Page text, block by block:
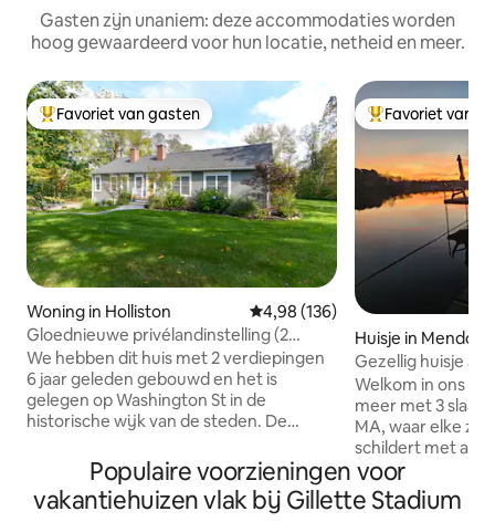
Gasten zijn unaniem: deze accommodaties worden
hoog gewaardeerd voor hun locatie, netheid en meer.
Topfavoriet van gasten
Favoriet van gasten
Woning in Holliston Gemiddelde beoordeling van
4,98 (136)
Gloednieuwe privélandinstelling (2
niveaus - niet delen)
We hebben dit huis met 2 verdiepingen
6 jaar geleden gebouwd en het is
gelegen op Washington St in de
historische wijk van de steden. De
lange oprit in landelijke stijl. We
ontwierpen het met grote ramen in alle
kamers, het verwelkomen van het
Topfavoriet van
Favoriet van
Huisje in Mendon
Gezellig huisje
fitnessruimte en
Welkom in ons
meer met 3
MA, waar elke
schildert met
over rustig
gasten, waardoor
gezinnen of
Populaire voorzieningen voor
vakantiehuizen vlak bij Gillette Stadium